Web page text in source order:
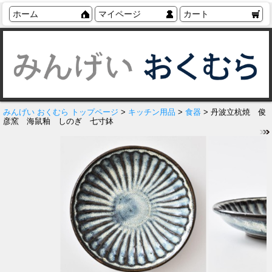
ホーム マイページ カート
みんげい おくむら トップページ > キッチン用品 > 食器 > 丹波立杭焼 俊
彦窯 海鼠釉 しのぎ 七寸鉢